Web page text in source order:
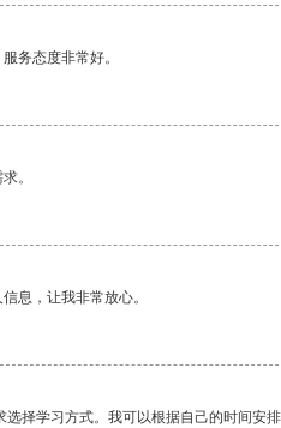
务态度非常好。
。
息，让我非常放心。
择学习方式。我可以根据自己的时间安排